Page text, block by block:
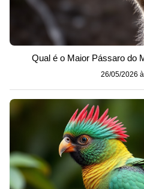
Qual é o Maior Pássaro do
26/05/2026